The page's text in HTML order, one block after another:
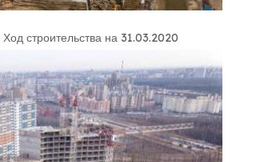
Ход строительства на 31.03.2020